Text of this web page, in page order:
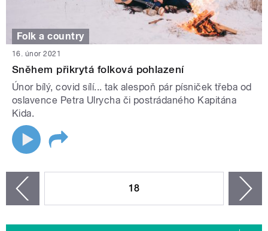
Folk a country
16. únor 2021
Sněhem přikrytá folková pohlazení
Únor bílý, covid sílí... tak alespoň pár písniček třeba od
oslavence Petra Ulrycha či postrádaného Kapitána
Kida.
18